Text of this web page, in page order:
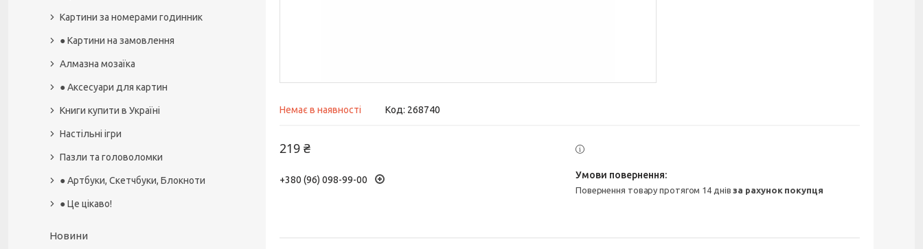
Немає в наявності Код: 268740
219 ₴
+380 (96) 098-99-00
повернення товару протягом 14 днівза рахунок покупця
Картини за номерами годинник
● Картини на замовлення
Алмазна мозаїка
● Аксесуари для картин
Книги купити в Україні
Настільні ігри
Пазли та головоломки
● Артбуки, Скетчбуки, Блокноти
● Це цікаво!
Новини